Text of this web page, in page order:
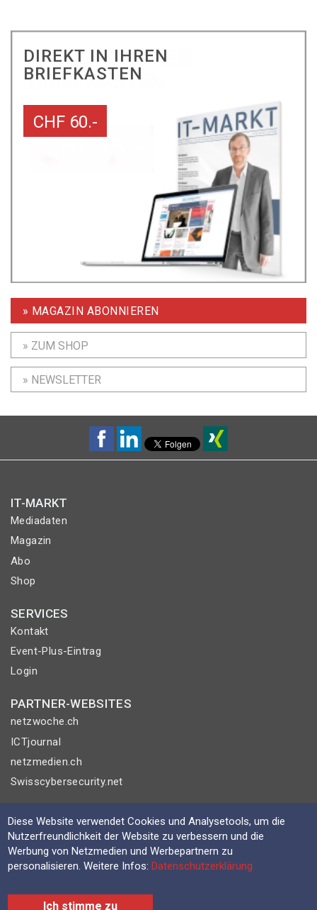
DIREKT IN IHREN
BRIEFKASTEN
CHF 60.-
» MAGAZIN ABONNIEREN
» ZUM SHOP
» NEWSLETTER
IT-MARKT
Mediadaten
Magazin
Abo
Shop
SERVICES
Kontakt
Event-Plus-Eintrag
Login
PARTNER-WEBSITES
netzwoche.ch
ICTjournal
netzmedien.ch
Swisscybersecurity.net
© NETZMEDIEN AG 2026
Impressum
AGB
Nutzungsbestimmungen
Datenschutzerklärung
Diese Website verwendet Cookies und Analysetools, um die
Nutzerfreundlichkeit der Website zu verbessern und die
Werbung von Netzmedien und Werbepartnern zu
personalisieren. Weitere Infos:Datenschutzerklärung
Ich stimme zu